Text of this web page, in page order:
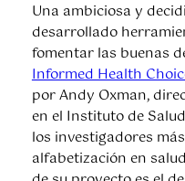
Una ambiciosa y
desarrollado
fomentar las buenas
Informed Health
por Andy Oxman,
en el Instituto de
los investigadores
alfabetización en